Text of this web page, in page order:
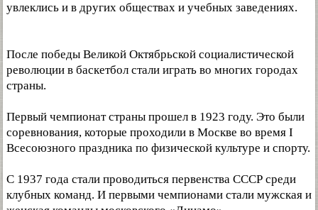
увлеклись и в других обществах и учебных заведениях.
После победы Великой Октябрьской социалистической
революции в баскетбол стали играть во многих городах
страны.
Первый чемпионат страны прошел в 1923 году. Это были
соревнования, которые проходили в Москве во время I
Всесоюзного праздника по физической культуре и спорту.
С 1937 года стали проводиться первенства СССР среди
клубных команд. И первыми чемпионами стали мужская и